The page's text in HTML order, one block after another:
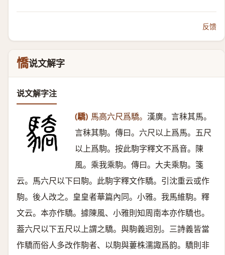
反馈
憍说文解字
说文解字注
(驕) 馬高六尺爲驕。 漢廣。言秣其馬。
言秣其駒。傳曰。六尺以上爲馬。五尺
以上爲駒。按此駒字釋文不爲音。陳
風。乘我乘駒。傳曰。大夫乘駒。箋
云。馬六尺以下曰駒。此駒字釋文作驕。引沈重云或作
駒。後人改之。皇皇者華篇內同。小雅。我馬維駒。釋
文云。本亦作驕。據陳風、小雅則知周南本亦作驕也。
葢六尺以下五尺以上謂之驕。與駒義迥別。三詩義皆當
作驕而俗人多改作駒者、以駒與蔞株濡諏爲韵。驕則非